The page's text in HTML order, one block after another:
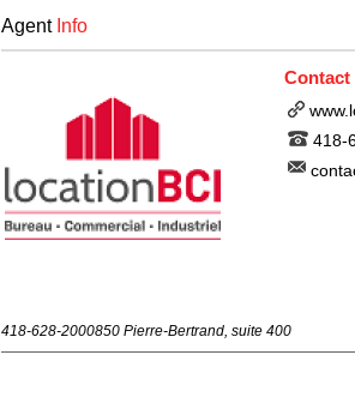
AgentInfo
Contact
418-
418-628-2000850 Pierre-Bertrand, suite 400